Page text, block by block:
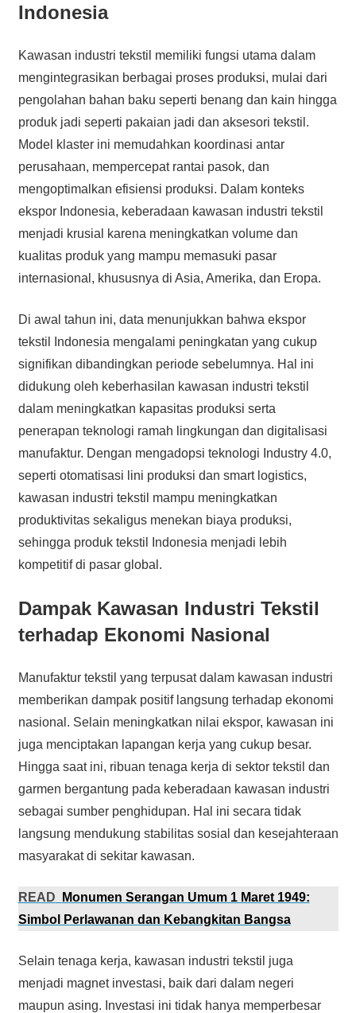
Indonesia
Kawasan industri tekstil memiliki fungsi utama dalam
mengintegrasikan berbagai proses produksi, mulai dari
pengolahan bahan baku seperti benang dan kain hingga
produk jadi seperti pakaian jadi dan aksesori tekstil.
Model klaster ini memudahkan koordinasi antar
perusahaan, mempercepat rantai pasok, dan
mengoptimalkan efisiensi produksi. Dalam konteks
ekspor Indonesia, keberadaan kawasan industri tekstil
menjadi krusial karena meningkatkan volume dan
kualitas produk yang mampu memasuki pasar
internasional, khususnya di Asia, Amerika, dan Eropa.
Di awal tahun ini, data menunjukkan bahwa ekspor
tekstil Indonesia mengalami peningkatan yang cukup
signifikan dibandingkan periode sebelumnya. Hal ini
didukung oleh keberhasilan kawasan industri tekstil
dalam meningkatkan kapasitas produksi serta
penerapan teknologi ramah lingkungan dan digitalisasi
manufaktur. Dengan mengadopsi teknologi Industry 4.0,
seperti otomatisasi lini produksi dan smart logistics,
kawasan industri tekstil mampu meningkatkan
produktivitas sekaligus menekan biaya produksi,
sehingga produk tekstil Indonesia menjadi lebih
kompetitif di pasar global.
Dampak Kawasan Industri Tekstil
terhadap Ekonomi Nasional
Manufaktur tekstil yang terpusat dalam kawasan industri
memberikan dampak positif langsung terhadap ekonomi
nasional. Selain meningkatkan nilai ekspor, kawasan ini
juga menciptakan lapangan kerja yang cukup besar.
Hingga saat ini, ribuan tenaga kerja di sektor tekstil dan
garmen bergantung pada keberadaan kawasan industri
sebagai sumber penghidupan. Hal ini secara tidak
langsung mendukung stabilitas sosial dan kesejahteraan
masyarakat di sekitar kawasan.
READ
Monumen Serangan Umum 1 Maret 1949:
Simbol Perlawanan dan Kebangkitan Bangsa
Selain tenaga kerja, kawasan industri tekstil juga
menjadi magnet investasi, baik dari dalam negeri
maupun asing. Investasi ini tidak hanya memperbesar